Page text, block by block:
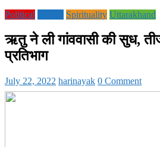
Political
Spirituality Uttarakhand
ऋतु ने ली गांववासी की सुध,
प्रतिभाग
July 22, 2022 harinayak 0 Comment